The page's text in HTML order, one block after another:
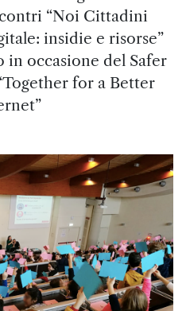
“Noi Cittadini
insidie e risorse”
occasione del Safer
for a Better